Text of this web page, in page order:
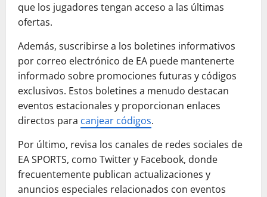
que los jugadores tengan acceso a las últimas
ofertas.
Además, suscribirse a los boletines informativos
por correo electrónico de EA puede mantenerte
informado sobre promociones futuras y códigos
exclusivos. Estos boletines a menudo destacan
eventos estacionales y proporcionan enlaces
directos para canjear códigos.
Por último, revisa los canales de redes sociales de
EA SPORTS, como Twitter y Facebook, donde
frecuentemente publican actualizaciones y
anuncios especiales relacionados con eventos